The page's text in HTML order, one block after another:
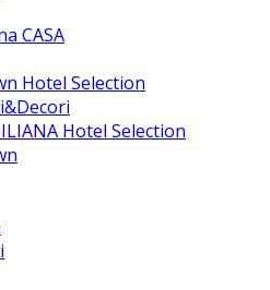
CASA
Hotel Selection
Hotel Selection